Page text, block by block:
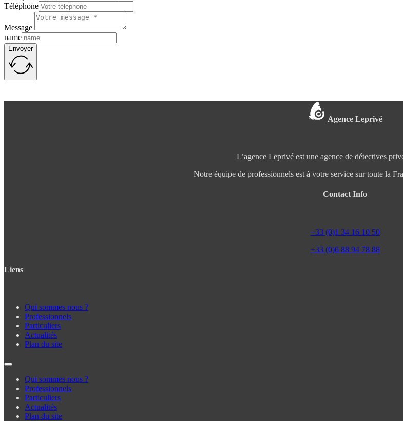
Téléphone
Message
name
Envoyer
Agence Leprivé
L’agence Leprivé est une agence de détectives
Notre équipe de professionnels est à votre service sur toute la
Contact Info
+33 (0)1 34 16 10 50
+33 (0)6 88 94 78 88
Liens
Qui sommes nous ?
Professionnels
Particuliers
Actualités
Plan du site
Qui sommes nous ?
Professionnels
Particuliers
Actualités
Plan du site